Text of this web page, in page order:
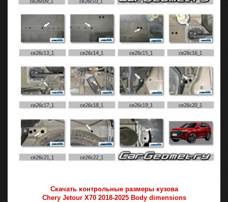
Скачать контрольные размеры кузова
Chery Jetour X70 2018-2025 Body dimensions